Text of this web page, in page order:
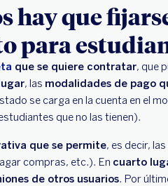
hay que
para
que se quiere contratar, que
, las modalidades de pago
se carga en la cuenta en el
que no las tienen).
que se permite, es decir,
compras, etc.). En cuarto
de otros usuarios. Por